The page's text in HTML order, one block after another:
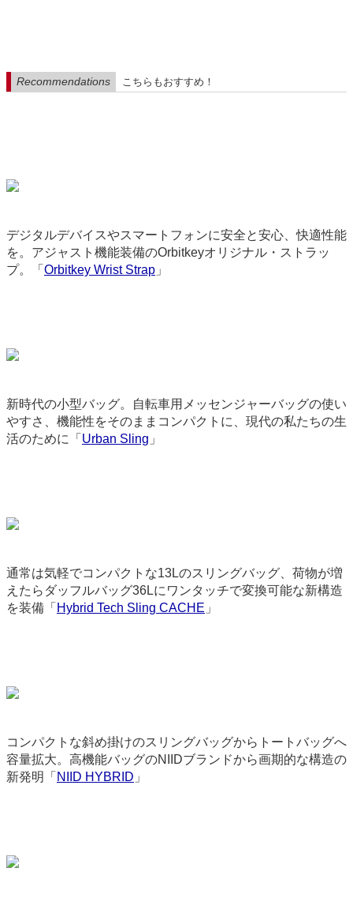
Recommendations こちらもおすすめ！
デジタルデバイスやスマートフォンに安全と安心、快適性能
を。アジャスト機能装備のOrbitkeyオリジナル・ストラッ
プ。「 Orbitkey Wrist Strap 」
新時代の小型バッグ。自転車用メッセンジャーバッグの使い
やすさ、機能性をそのままコンパクトに、現代の私たちの生
活のために「 Urban Sling 」
通常は気軽でコンパクトな13Lのスリングバッグ、荷物が増
えたらダッフルバッグ36Lにワンタッチで変換可能な新構造
を装備「 Hybrid Tech Sling CACHE 」
コンパクトな斜め掛けのスリングバッグからトートバッグへ
容量拡大。高機能バッグのNIIDブランドから画期的な構造の
新発明「 NIID HYBRID 」